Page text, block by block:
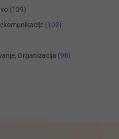
(139)
(102)
Organizacija (96)